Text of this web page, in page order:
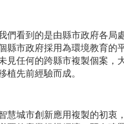
們看到的是由縣市政府各
縣市政府採用為環境教育的
見任何的跨縣市複製個案，
植先前經驗而成。
慧城市創新應用複製的初衷